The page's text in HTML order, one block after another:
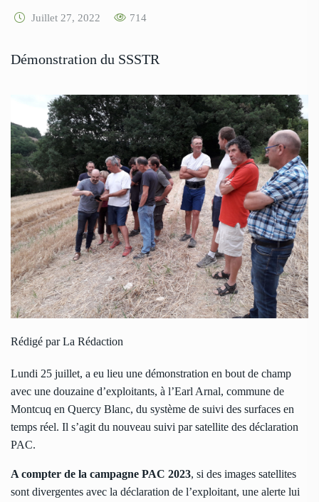
Juillet 27, 2022 714
Démonstration du SSSTR
Rédigé par La Rédaction
Lundi 25 juillet, a eu lieu une démonstration en bout de champ
avec une douzaine d’exploitants, à l’Earl Arnal, commune de
Montcuq en Quercy Blanc, du système de suivi des surfaces en
temps réel. Il s’agit du nouveau suivi par satellite des déclaration
PAC.
A compter de la campagne PAC 2023, si des images satellites
sont divergentes avec la déclaration de l’exploitant, une alerte lui